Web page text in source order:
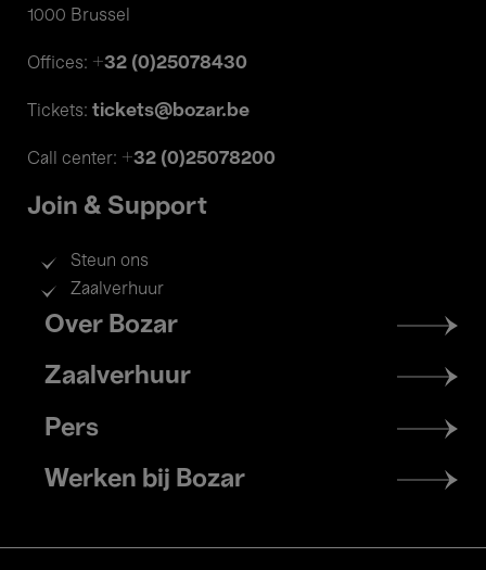
1000 Brussel
Offices: +32 (0)25078430
Tickets: tickets@bozar.be
Call center: +32 (0)25078200
Join & Support
Steun ons
Zaalverhuur
Footer
menu
Over Bozar
Zaalverhuur
Pers
Werken bij Bozar